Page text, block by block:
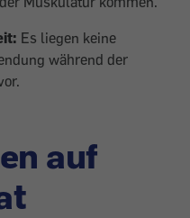
Es liegen keine
während der
auf